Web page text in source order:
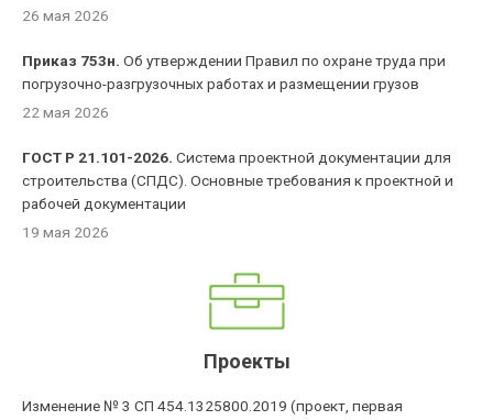
26 мая 2026
Приказ 753н. Об утверждении Правил по охране труда при
погрузочно-разгрузочных работах и размещении грузов
22 мая 2026
ГОСТ Р 21.101-2026. Система проектной документации для
строительства (СПДС). Основные требования к проектной и
рабочей документации
19 мая 2026
Проекты
Изменение № 3 СП 454.1325800.2019 (проект, первая